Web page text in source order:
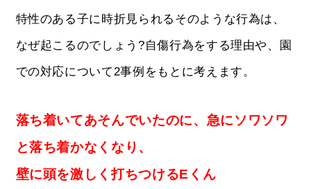
特性のある子に時折見られるそのような行為は、
なぜ起こるのでしょう?自傷行為をする理由や、園
での対応について2事例をもとに考えます。
落ち着いてあそんでいたのに、急にソワソワ
と落ち着かなくなり、
壁に頭を激しく打ちつけるEくん